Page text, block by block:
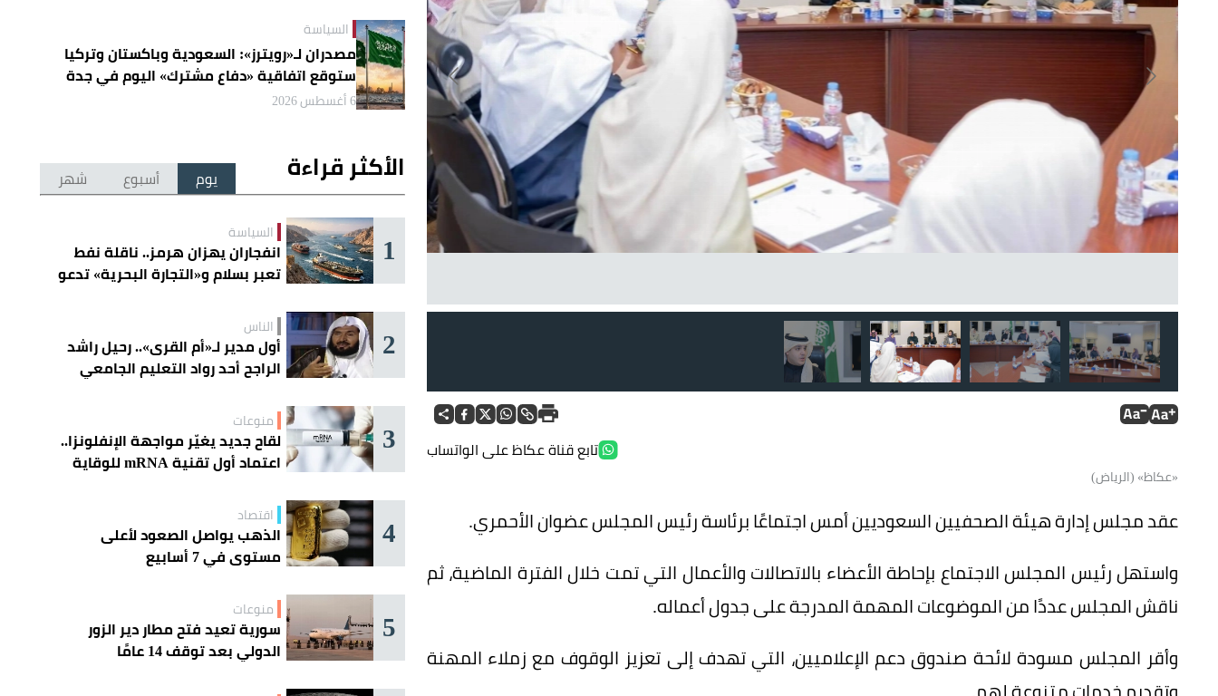
تابع قناة عكاظ على الواتساب
«عكاظ» (الرياض)
عقد مجلس إدارة هيئة الصحفيين السعوديين أمس اجتماعًا برئاسة رئيس المجلس عضوان الأحمري.
واستهل رئيس المجلس الاجتماع بإحاطة الأعضاء بالاتصالات والأعمال التي تمت خلال الفترة الماضية، ثم
ناقش المجلس عددًا من الموضوعات المهمة المدرجة على جدول أعماله.
وأقر المجلس مسودة لائحة صندوق دعم الإعلاميين، التي تهدف إلى تعزيز الوقوف مع زملاء المهنة
السياسة
مصدران لـ«رويترز»: السعودية وباكستان وتركيا
ستوقع اتفاقية «دفاع مشترك» اليوم في جدة
6 أغسطس 2026
الأكثر قراءة يوم أسبوع شهر
1 السياسة
انفجاران يهزان هرمز.. ناقلة نفط
تعبر بسلام و«التجارة البحرية» تدعو
2 الناس
أول مدير لـ«أم القرى».. رحيل راشد
الراجح أحد رواد التعليم الجامعي
3 منوعات
لقاح جديد يغيّر مواجهة الإنفلونزا..
اعتماد أول تقنية mRNA للوقاية
4 اقتصاد
الذهب يواصل الصعود لأعلى
مستوى في 7 أسابيع
5 منوعات
سورية تعيد فتح مطار دير الزور
الدولي بعد توقف 14 عامًا